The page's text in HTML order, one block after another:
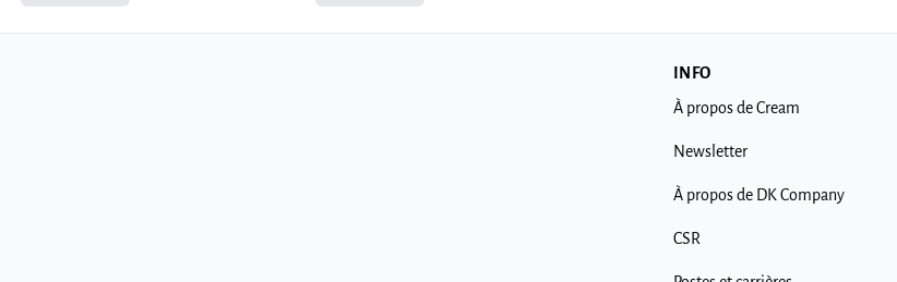
INFO
À propos de Cream
Newsletter
À propos de DK Company
CSR